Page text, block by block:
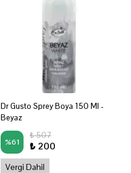
Dr Gusto Sprey Boya 150 Ml -
Beyaz
%61
₺ 507
₺ 200
Vergi Dahil